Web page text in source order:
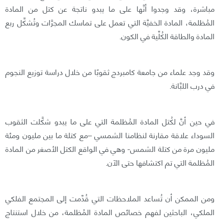
مباشرة، وقد وجدوا أنَّها على ما يبدو ناتجة عن كتل من المادة
المُظلمة، المادة الخفيَّة التي تعمل على تماسك المجرَّات وتُشكِّل ربع
المادة والطاقة الكُلِّية في الكون.
وقد وجد علماء من جامعة كامبردج ثقوبًا من خلال دراسة توزيع النجوم
في درب اللبَّانة.
في حين أنَّ لكُتل المادة المُظلمة التي على ما يبدو شكَّلت الثقوب
السوداء علاقة مقارنة لنظامنا الشمسي –مع كتلة ما بين مليون ومئة
مليون مرة من كتلة الشمس- وهي في الواقع الكتل الأصغر من المادة
المُظلمة التي تم اكتشافها حتى الآن.
ومن الممكن أن تُساعد الملاحظات التي قُدِّمت إلى المجتمع الفلكي
الملكي، الباحثين لفهم خصائص المادة المُظلمة، من خلال استنتاج